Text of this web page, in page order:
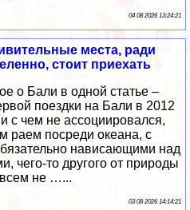
04 08 2026 13:24:21
места, ради
стоит приехать
о Бали в одной статье –
поездки на Бали в 2012
с чем не ассоциировался,
раем посреди океана, с
нависающими над
чего-то другого от природы
не …...
03 08 2026 14:14:21